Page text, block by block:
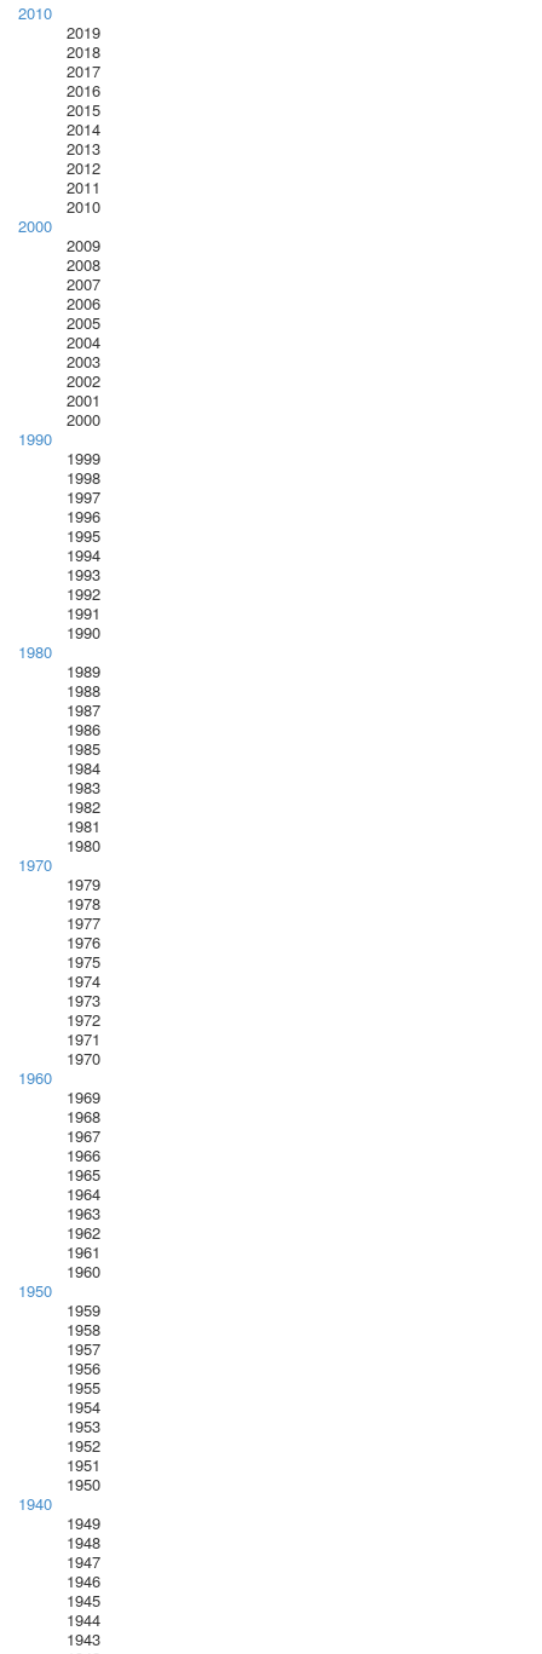
2010
2019
2018
2017
2016
2015
2014
2013
2012
2011
2010
2000
2009
2008
2007
2006
2005
2004
2003
2002
2001
2000
1990
1999
1998
1997
1996
1995
1994
1993
1992
1991
1990
1980
1989
1988
1987
1986
1985
1984
1983
1982
1981
1980
1970
1979
1978
1977
1976
1975
1974
1973
1972
1971
1970
1960
1969
1968
1967
1966
1965
1964
1963
1962
1961
1960
1950
1959
1958
1957
1956
1955
1954
1953
1952
1951
1950
1940
1949
1948
1947
1946
1945
1944
1943